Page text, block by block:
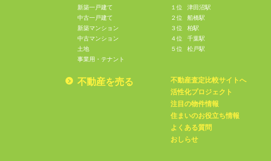
新築一戸建て
中古一戸建て
新築マンション
中古マンション
土地
事業用・テナント
１位
津田沼駅
２位
船橋駅
３位
柏駅
４位
千葉駅
５位
松戸駅
不動産を売る
不動産査定比較サイトへ
活性化プロジェクト
注目の物件情報
住まいのお役立ち情報
よくある質問
おしらせ